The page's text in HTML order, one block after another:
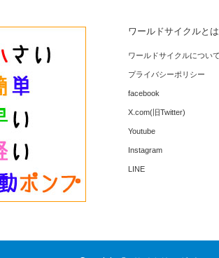
R250だから使いやすさは折り紙付き！ク
ロスベルト付きサコッシュ
必須の
の直し方
ワールドサイクルとは
ワールドサイクルについて
プライバシーポリシー
facebook
X.com(旧Twitter)
Youtube
Instagram
LINE